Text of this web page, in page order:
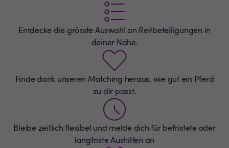
Entdecke die grösste Auswahl an Reitbeteiligungen in
deiner Nähe.
Finde dank unseren Matching heraus, wie gut ein Pferd
zu dir passt.
Bleibe zeitlich flexibel und melde dich für befristete oder
langfriste Aushilfen an